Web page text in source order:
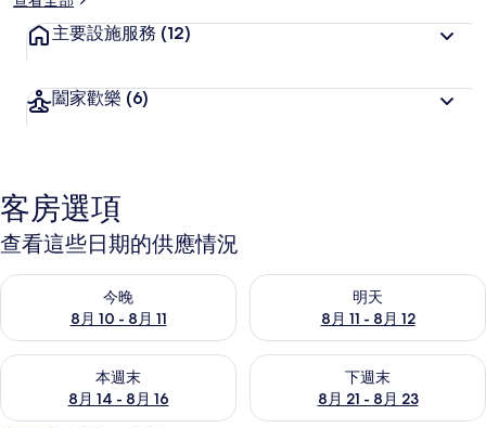
主要設施服務 (12)
闔家歡樂 (6)
客房選項
查看這些日期的供應情況
今晚
8月 10 - 8月 11
查看今晚 (8月 10 - 8月 11) 的供應情況
明天
8月 11 - 8月 12
查看明天 (8月 11 - 8月 12) 的供
本週末
8月 14 - 8月 16
查看本週末 (8月 14 - 8月 16) 的供應情況
下週末
8月 21 - 8月 23
查看下週末 (8月 21 - 8月 23)